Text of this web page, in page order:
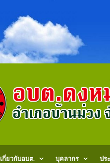
เกี่ยวกับอบต. บุคลากร ปร